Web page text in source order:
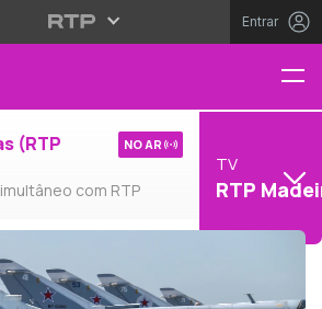
Entrar
(RTP
com RTP
NO AR
TV
RTP